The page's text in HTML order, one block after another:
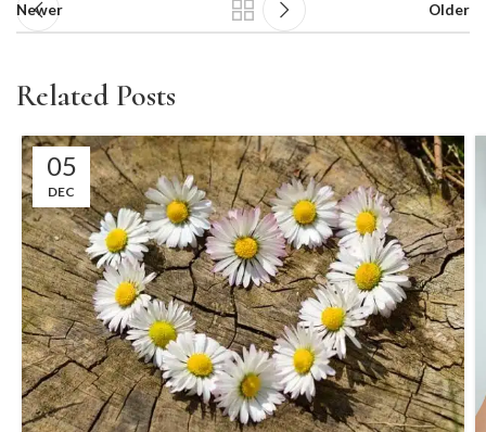
Newer Older
Related Posts
05
DEC